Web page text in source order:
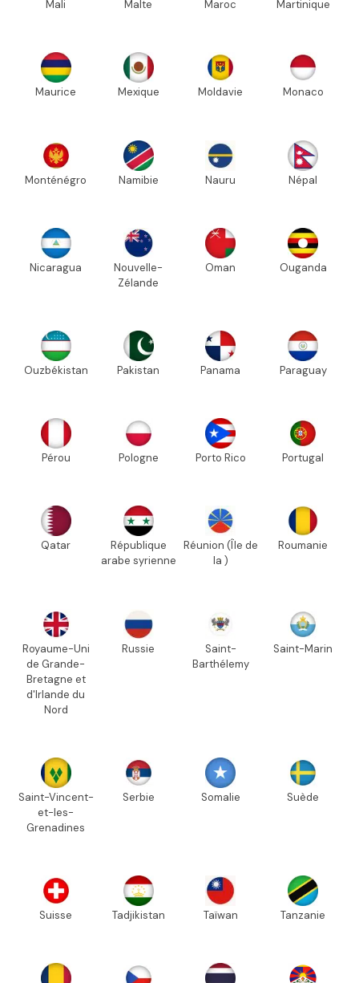
Mali Malte Maroc Martinique
Maurice Mexique Moldavie Monaco
Monténégro Namibie Nauru Népal
Nicaragua
Nouvelle-
Zélande
Oman Ouganda
Ouzbékistan Pakistan Panama Paraguay
Pérou Pologne Porto Rico Portugal
Qatar
République
arabe syrienne
Réunion (Île de
la )
Roumanie
Royaume-Uni
de Grande-
Bretagne et
d'Irlande du
Nord
Russie
Saint-
Barthélemy
Saint-Marin
Saint-Vincent-
et-les-
Grenadines
Serbie Somalie Suède
Suisse Tadjikistan Taïwan Tanzanie